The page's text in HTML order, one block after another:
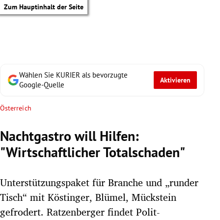
Zum Hauptinhalt der Seite
Untermenü
Wählen Sie KURIER als bevorzugte
Google-Quelle
Aktivieren
Österreich
Nachtgastro will Hilfen:
"Wirtschaftlicher Totalschaden"
Unterstützungspaket für Branche und „runder
Tisch“ mit Köstinger, Blümel, Mückstein
gefrodert. Ratzenberger findet Polit-